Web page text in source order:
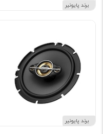
برند پایونیر
برند پایونیر